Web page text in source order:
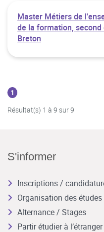
Master Métiers de
de la formation,
Breton
1
Résultat(s) 1 à 9 sur 9
S'informer
Inscriptions /
Organisation des études
Alternance / Stages
Partir étudier à l’étranger